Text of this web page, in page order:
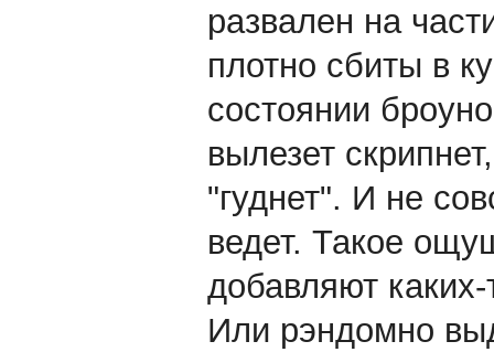
развален на
плотно сбиты в
состоянии
вылезет
"гуднет". И не
ведет. Такое
добавляют
Или рэндомно